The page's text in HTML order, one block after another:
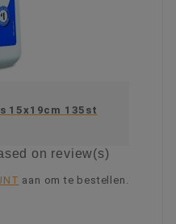
15x19cm 135st
on review(s)
aan om te bestellen.